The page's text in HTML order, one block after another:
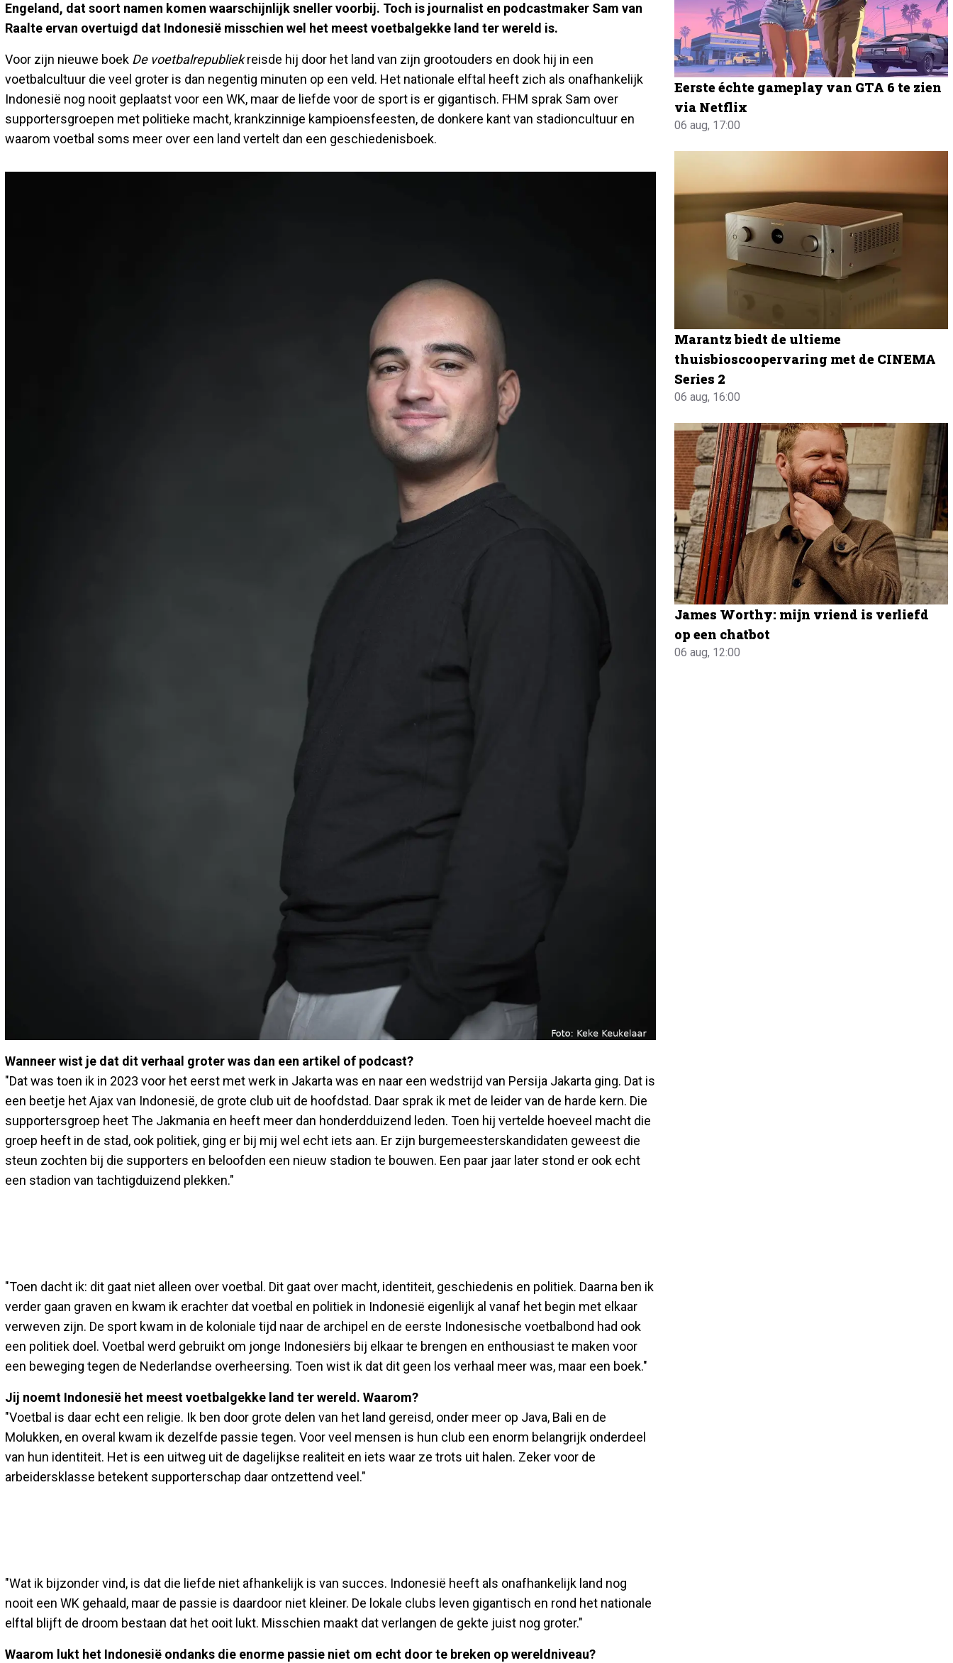
Engeland, dat soort namen komen waarschijnlijk sneller voorbij. Toch is journalist en podcastmaker Sam van
Raalte ervan overtuigd dat Indonesië misschien wel het meest voetbalgekke land ter wereld is.
Voor zijn nieuwe boek De voetbalrepubliekreisde hij door het land van zijn grootouders en dook hij in een
voetbalcultuur die veel groter is dan negentig minuten op een veld. Het nationale elftal heeft zich als onafhankelijk
Indonesië nog nooit geplaatst voor een WK, maar de liefde voor de sport is er gigantisch. FHM sprak Sam over
supportersgroepen met politieke macht, krankzinnige kampioensfeesten, de donkere kant van stadioncultuur en
waarom voetbal soms meer over een land vertelt dan een geschiedenisboek.
Wanneer wist je dat dit verhaal groter was dan een artikel of podcast?
"Dat was toen ik in 2023 voor het eerst met werk in Jakarta was en naar een wedstrijd van Persija Jakarta ging. Dat is
een beetje het Ajax van Indonesië, de grote club uit de hoofdstad. Daar sprak ik met de leider van de harde kern. Die
supportersgroep heet The Jakmania en heeft meer dan honderdduizend leden. Toen hij vertelde hoeveel macht die
groep heeft in de stad, ook politiek, ging er bij mij wel echt iets aan. Er zijn burgemeesterskandidaten geweest die
steun zochten bij die supporters en beloofden een nieuw stadion te bouwen. Een paar jaar later stond er ook echt
een stadion van tachtigduizend plekken."
"Toen dacht ik: dit gaat niet alleen over voetbal. Dit gaat over macht, identiteit, geschiedenis en politiek. Daarna ben ik
verder gaan graven en kwam ik erachter dat voetbal en politiek in Indonesië eigenlijk al vanaf het begin met elkaar
verweven zijn. De sport kwam in de koloniale tijd naar de archipel en de eerste Indonesische voetbalbond had ook
een politiek doel. Voetbal werd gebruikt om jonge Indonesiërs bij elkaar te brengen en enthousiast te maken voor
een beweging tegen de Nederlandse overheersing. Toen wist ik dat dit geen los verhaal meer was, maar een boek."
Jij noemt Indonesië het meest voetbalgekke land ter wereld. Waarom?
"Voetbal is daar echt een religie. Ik ben door grote delen van het land gereisd, onder meer op Java, Bali en de
Molukken, en overal kwam ik dezelfde passie tegen. Voor veel mensen is hun club een enorm belangrijk onderdeel
van hun identiteit. Het is een uitweg uit de dagelijkse realiteit en iets waar ze trots uit halen. Zeker voor de
arbeidersklasse betekent supporterschap daar ontzettend veel."
"Wat ik bijzonder vind, is dat die liefde niet afhankelijk is van succes. Indonesië heeft als onafhankelijk land nog
nooit een WK gehaald, maar de passie is daardoor niet kleiner. De lokale clubs leven gigantisch en rond het nationale
elftal blijft de droom bestaan dat het ooit lukt. Misschien maakt dat verlangen de gekte juist nog groter."
Waarom lukt het Indonesië ondanks die enorme passie niet om echt door te breken op wereldniveau?
Eerste échte gameplay van GTA 6 te zien
via Netflix
06 aug, 17:00
Marantz biedt de ultieme
thuisbioscoopervaring met de CINEMA
Series 2
06 aug, 16:00
James Worthy: mijn vriend is verliefd
op een chatbot
06 aug, 12:00